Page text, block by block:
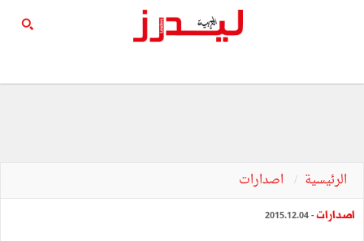
الرئيسية اصدارات
اصدارات- 2015.12.04